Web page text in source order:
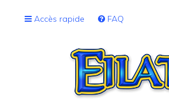
Accès rapide FAQ